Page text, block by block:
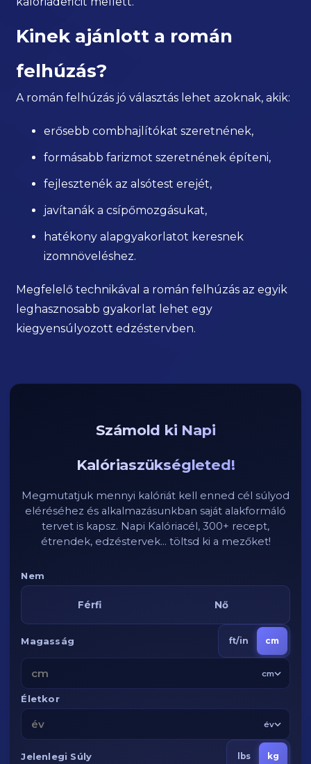
Kinek ajánlott a román
felhúzás?
A román felhúzás jó választás lehet azoknak, akik:
erősebb combhajlítókat szeretnének,
formásabb farizmot szeretnének építeni,
fejlesztenék az alsótest erejét,
javítanák a csípőmozgásukat,
hatékony alapgyakorlatot keresnek
izomnöveléshez.
Megfelelő technikával a román felhúzás az egyik
leghasznosabb gyakorlat lehet egy
kiegyensúlyozott edzéstervben.
Számold ki Napi
Kalóriaszükségleted!
Megmutatjuk mennyi kalóriát kell enned cél súlyod
eléréséhez és alkalmazásunkban saját alakformáló
tervet is kapsz. Napi Kalóriacél, 300+ recept,
étrendek, edzéstervek... töltsd ki a mezőket!
Nem
Férfi Nő
Magasság ft/in cm
cm
Életkor
év
Jelenlegi Súly lbs kg